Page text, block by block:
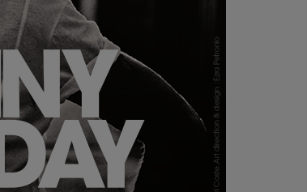
12h00 - 13h00
RDL & VOUS